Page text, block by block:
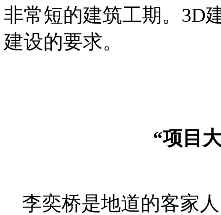
非常短的建筑工期。 3D
建设的要求。
“项目
李奕桥是地道的客家